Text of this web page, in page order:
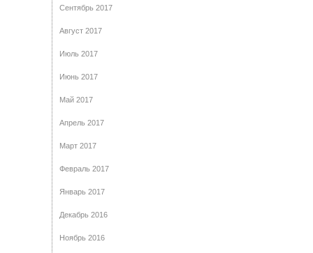
Сентябрь 2017
Август 2017
Июль 2017
Июнь 2017
Май 2017
Апрель 2017
Март 2017
Февраль 2017
Январь 2017
Декабрь 2016
Ноябрь 2016